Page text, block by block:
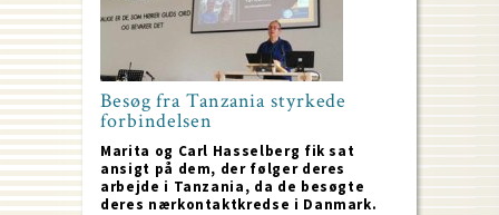
Besøg fra Tanzania styrkede
forbindelsen
Marita og Carl Hasselberg fik sat
ansigt på dem, der følger deres
arbejde i Tanzania, da de besøgte
deres nærkontaktkredse i Danmark.